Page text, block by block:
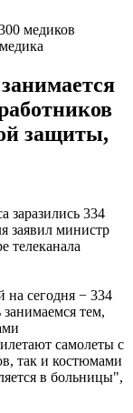
защиты,
заразились 334
заявил министр
телеканала
на сегодня − 334
тем,
самолеты с
так и костюмами
в больницы",